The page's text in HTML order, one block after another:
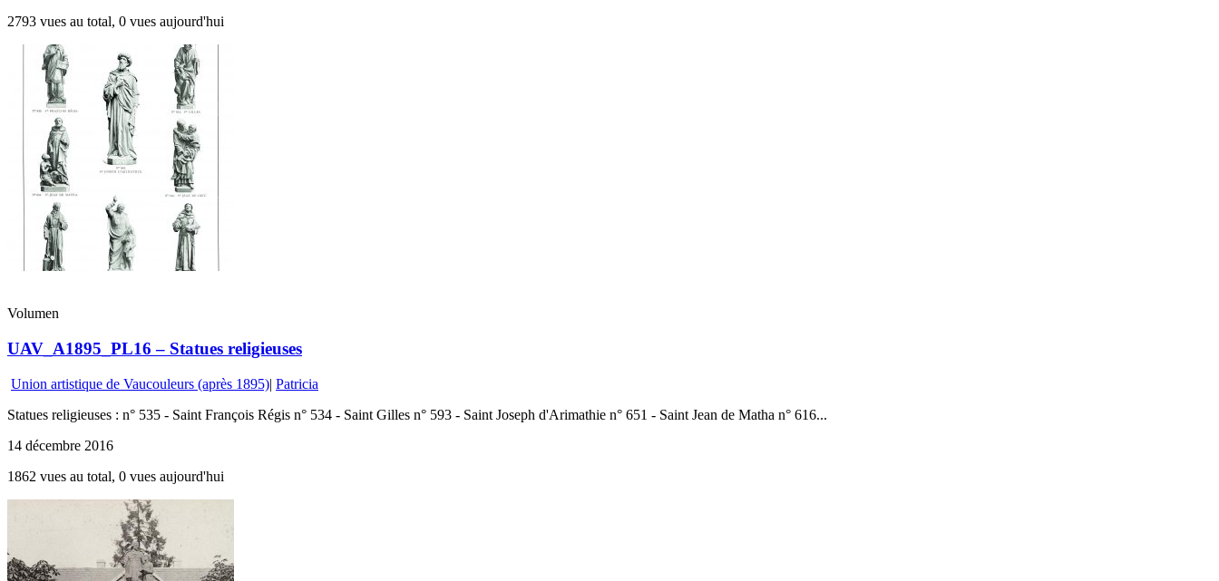
2793 vues au total, 0 vues aujourd'hui
Volumen
UAV_A1895_PL16 – Statues religieuses
Union artistique de Vaucouleurs (après 1895)| Patricia
Statues religieuses : n° 535 - Saint François Régis n° 534 - Saint Gilles n° 593 - Saint Joseph d'Arimathie n° 651 - Saint Jean de Matha n° 616...
14 décembre 2016
1862 vues au total, 0 vues aujourd'hui